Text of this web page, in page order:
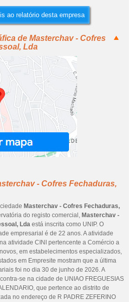
ao relatório desta empresa
de Masterchav - Cofres
Lda
- Cofres Fechaduras,
Masterchav - Cofres Fechaduras,
do registo comercial, Masterchav -
Lda está inscrita como UNIP. O
empresarial é de 22 anos. A atividade
atividade CINI pertencente a Comércio a
em estabelecimentos especializados,
em Empresite mostram que a última
foi no dia 30 de junho de 2026. A
se na cidade de UNIAO FREGUESIAS
que pertence ao distrito de
no endereço de R PADRE ZEFERINO